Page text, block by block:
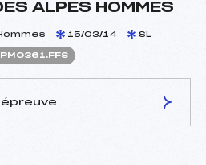
ALPES HOMMES
15/03/14 SL